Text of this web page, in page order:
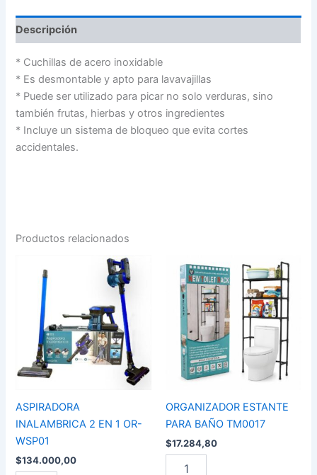
Descripción
* Cuchillas de acero inoxidable
* Es desmontable y apto para lavavajillas
* Puede ser utilizado para picar no solo verduras, sino
también frutas, hierbas y otros ingredientes
* Incluye un sistema de bloqueo que evita cortes
accidentales.
Productos relacionados
ASPIRADORA
INALAMBRICA 2 EN 1 OR-
WSP01
$134.000,00
INALAMBRICA
WSP01
cantidad
ORGANIZADOR ESTANTE
PARA BAÑO TM0017
$17.284,80
ESTANTE
PARA
BAÑO
TM0017
cantidad